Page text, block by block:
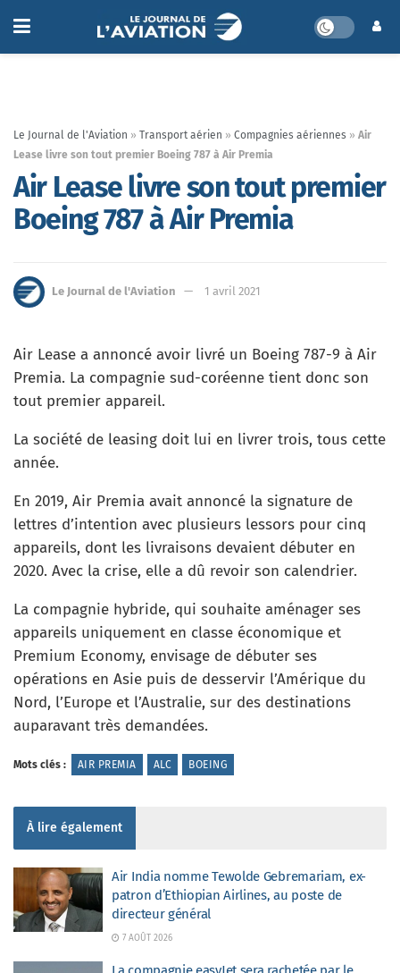
Le Journal de l'Aviation » Transport aérien » Compagnies aériennes » Air
Lease livre son tout premier Boeing 787 à Air Premia
Air Lease livre son tout premier
Boeing 787 à Air Premia
Le Journal de l'Aviation 1 avril 2021
Air Lease a annoncé avoir livré un Boeing 787-9 à Air
Premia. La compagnie sud-coréenne tient donc son
tout premier appareil.
La société de leasing doit lui en livrer trois, tous cette
année.
En 2019, Air Premia avait annoncé la signature de
lettres d’intention avec plusieurs lessors pour cinq
appareils, dont les livraisons devaient débuter en
2020. Avec la crise, elle a dû revoir son calendrier.
La compagnie hybride, qui souhaite aménager ses
appareils uniquement en classe économique et
Premium Economy, envisage de débuter ses
opérations en Asie puis de desservir l’Amérique du
Nord, l’Europe et l’Australie, sur des destinations
auparavant très demandées.
Mots clés : AIR PREMIA ALC BOEING
À lire également
Air India nomme Tewolde Gebremariam, ex-
patron d’Ethiopian Airlines, au poste de
directeur général
7 AOÛT 2026